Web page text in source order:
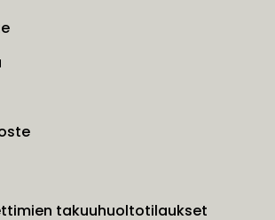
takuuhuoltotilaukset